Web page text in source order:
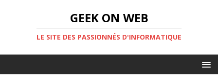
GEEK ON WEB
LE SITE DES PASSIONNÉS D'INFORMATIQUE